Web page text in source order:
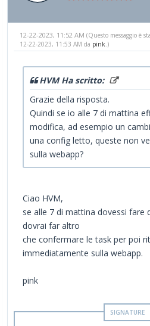
12-22-2023, 11:52 AM (Questo messaggio è
12-22-2023, 11:53 AM da pink.)
HVM Ha scritto:
Grazie della risposta.
Quindi se io alle 7 di mattina
modifica, ad esempio un
una config letto, queste non
sulla webapp?
Ciao HVM,
se alle 7 di mattina dovessi fare
dovrai far altro
che confermare le task per poi
immediatamente sulla webapp.
pink